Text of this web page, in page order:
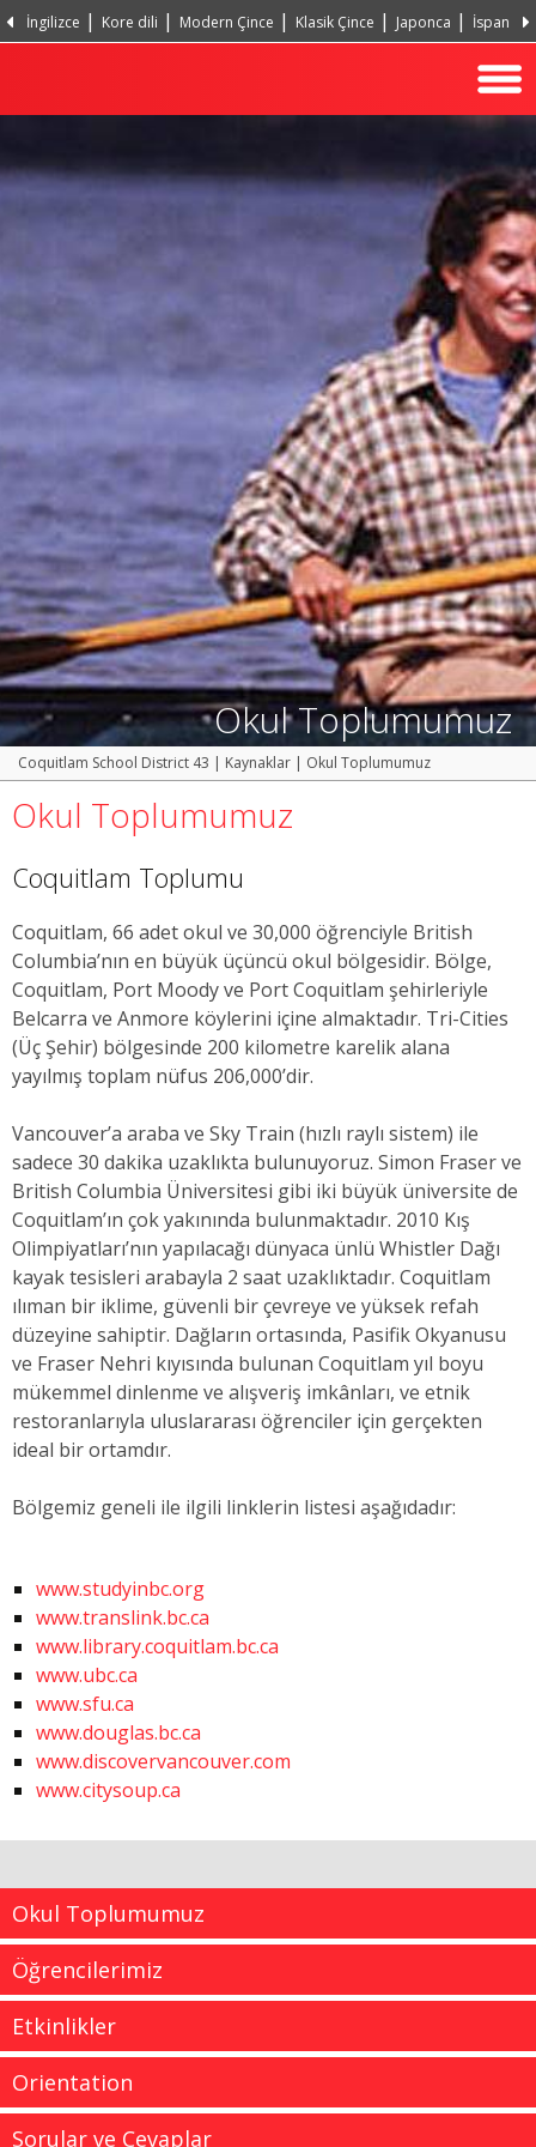
İngilizce Kore dili Modern Çince Klasik Çince Japonca
Okul Toplumumuz
Coquitlam School District 43 | Kaynaklar | Okul Toplumumuz
Okul Toplumumuz
Coquitlam Toplumu
Coquitlam, 66 adet okul ve 30,000 öğrenciyle British
Columbia’nın en büyük üçüncü okul bölgesidir. Bölge,
Coquitlam, Port Moody ve Port Coquitlam şehirleriyle
Belcarra ve Anmore köylerini içine almaktadır. Tri-Cities
(Üç Şehir) bölgesinde 200 kilometre karelik alana
yayılmış toplam nüfus 206,000’dir.
Vancouver’a araba ve Sky Train (hızlı raylı sistem) ile
sadece 30 dakika uzaklıkta bulunuyoruz. Simon Fraser ve
British Columbia Üniversitesi gibi iki büyük üniversite de
Coquitlam’ın çok yakınında bulunmaktadır. 2010 Kış
Olimpiyatları’nın yapılacağı dünyaca ünlü Whistler Dağı
kayak tesisleri arabayla 2 saat uzaklıktadır. Coquitlam
ılıman bir iklime, güvenli bir çevreye ve yüksek refah
düzeyine sahiptir. Dağların ortasında, Pasifik Okyanusu
ve Fraser Nehri kıyısında bulunan Coquitlam yıl boyu
mükemmel dinlenme ve alışveriş imkânları, ve etnik
restoranlarıyla uluslararası öğrenciler için gerçekten
ideal bir ortamdır.
Bölgemiz geneli ile ilgili linklerin listesi aşağıdadır:
www.studyinbc.org
www.translink.bc.ca
www.library.coquitlam.bc.ca
www.ubc.ca
www.sfu.ca
www.douglas.bc.ca
www.discovervancouver.com
www.citysoup.ca
Okul Toplumumuz
Öğrencilerimiz
Etkinlikler
Orientation
Sorular ve Cevaplar